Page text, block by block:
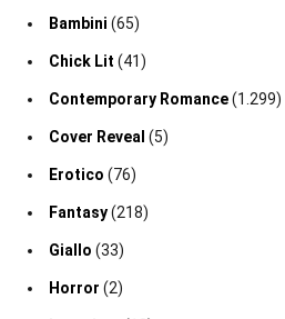
Bambini (65)
Chick Lit (41)
Contemporary Romance(1.299)
Cover Reveal (5)
Erotico (76)
Fantasy(218)
Giallo (33)
Horror (2)